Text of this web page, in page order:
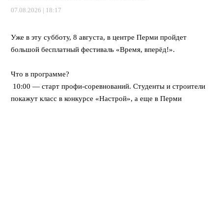
07.08.2026 | 18:17
Уже в эту субботу, 8 августа, в центре Перми пройдет
большой бесплатный фестиваль «Время, вперёд!».
Что в программе?
10:00 — старт профи-соревнований. Студенты и строители
покажут класс в конкурсе «Настрой», а еще в Перми